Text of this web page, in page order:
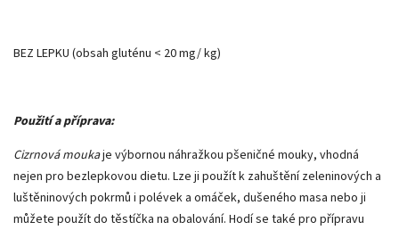
BEZ LEPKU (obsah gluténu < 20 mg/ kg)
Použití a příprava:
Cizrnová moukaje výbornou náhražkou pšeničné mouky, vhodná
nejen pro bezlepkovou dietu. Lze ji použít k zahuštění zeleninových a
luštěninových pokrmů i polévek a omáček, dušeného masa nebo ji
můžete použít do těstíčka na obalování. Hodí se také pro přípravu